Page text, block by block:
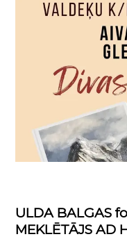
ULDA BALGAS
MEKLĒTĀJS AD